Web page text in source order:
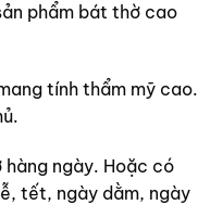
phẩm bát thờ cao
tính thẩm mỹ cao.
ngày. Hoặc có
tết, ngày dằm, ngày